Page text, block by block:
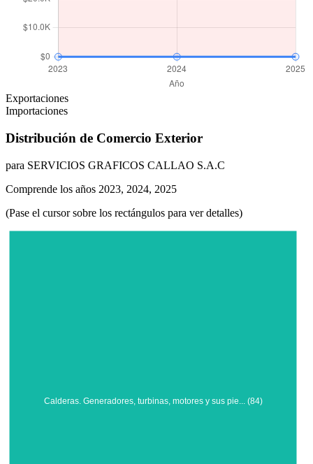
Exportaciones
Importaciones
Distribución de Comercio Exterior
para SERVICIOS GRAFICOS CALLAO S.A.C
Comprende los años 2023, 2024, 2025
(Pase el cursor sobre los rectángulos para ver detalles)
Calderas. Generadores, turbinas, motores y sus pie... (84)